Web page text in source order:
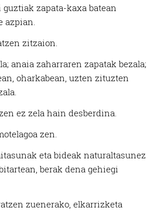
zapata-kaxa batean
azpian.
zitzaion.
anaia zaharraren zapatak bezala;
oharkabean, uzten zituzten
ez zela hain desberdina.
zen.
eta bideak naturaltasunez
berak dena gehiegi
zuenerako, elkarrizketa